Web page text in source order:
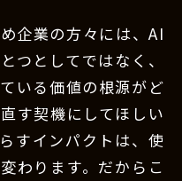
企業の方々には、AI
つとしてではなく、
いる価値の根源がど
す契機にしてほしい
すインパクトは、使
わります。だからこ